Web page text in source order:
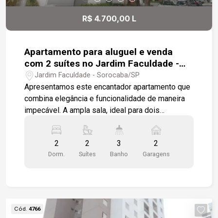
R$ 4.700,00 L
Apartamento para aluguel e venda
com 2 suítes no Jardim Faculdade -
Sorocaba
Jardim Faculdade - Sorocaba/SP
Apresentamos este encantador apartamento que
combina elegância e funcionalidade de maneira
impecável. A ampla sala, ideal para dois
gourmet, criando um espaço ideal para
recepções e momentos de descontração. O piso
em porcelanato e as luminárias embutidas
encantos deste lar. A cozinha, totalmente
modulada, é um verdadeiro convite à praticidade,
2
Dorm.
2
Suítes
3
Banho
2
Garagens
Cód. 4766